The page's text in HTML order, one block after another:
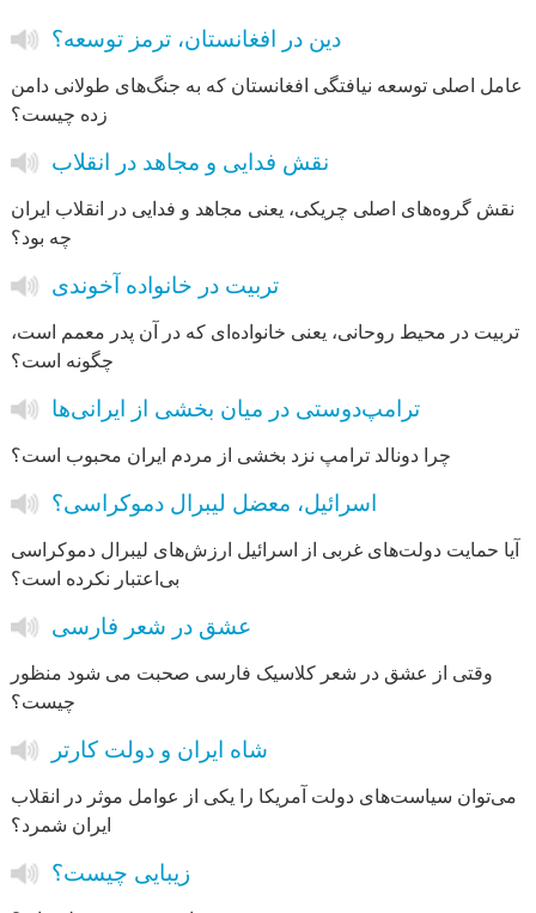
دین در افغانستان، ترمز توسعه؟
عامل اصلی توسعه نیافتگی افغانستان که به جنگ‌های طولانی دامن
زده چیست؟
نقش فدایی و مجاهد در انقلاب
نقش گروه‌های اصلی چریکی، یعنی مجاهد و فدایی در انقلاب ایران
چه بود؟
تربیت در خانواده آخوندی
تربیت در محیط روحانی، یعنی خانواده‌ای که در آن پدر معمم است،
چگونه است؟
ترامپ‌دوستی در میان بخشی از ایرانی‌ها
چرا دونالد ترامپ نزد بخشی از مردم ایران محبوب است؟
اسرائیل، معضل لیبرال دموکراسی؟
آیا حمایت دولت‌های غربی از اسرائیل ارزش‌های لیبرال دموکراسی
بی‌اعتبار نکرده است؟
عشق در شعر فارسی
وقتی از عشق در شعر کلاسیک فارسی صحبت می شود منظور
چیست؟
شاه ایران و دولت کارتر
می‌توان سیاست‌های دولت آمریکا را یکی از عوامل موثر در انقلاب
ایران شمرد؟
زیبایی چیست؟